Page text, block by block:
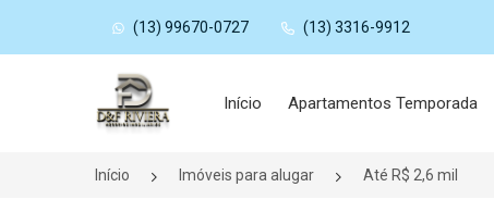
(13) 99670-0727 (13) 3316-9912
Página inicial
Início Apartamentos Temporada
Início Imóveis para alugar Até R$ 2,6 mil